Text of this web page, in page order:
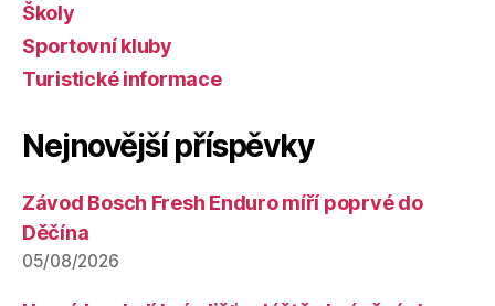
Školy
Sportovní kluby
Turistické informace
Nejnovější příspěvky
Závod Bosch Fresh Enduro míří poprvé do
Děčína
05/08/2026